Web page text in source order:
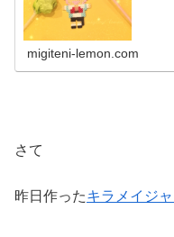
migiteni-lemon.com
さて
昨日作ったキラメイジ